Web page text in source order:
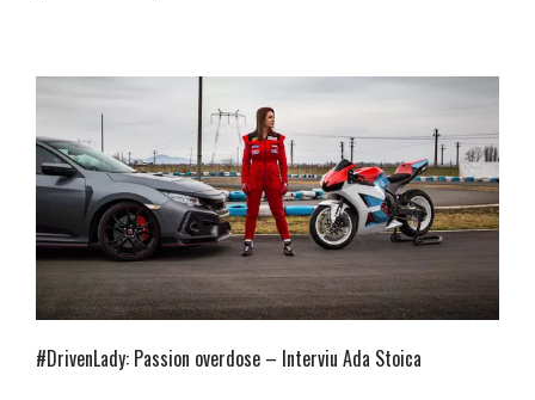
#DrivenLady: Passion overdose – Interviu Ada Stoica